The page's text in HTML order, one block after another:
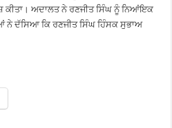
ਕੀਤਾ। ਅਦਾਲਤ ਨੇ ਰਣਜੀਤ ਸਿੰਘ ਨੂੰ ਨਿਆਂਇਕ
ਨੇ ਦੱਸਿਆ ਕਿ ਰਣਜੀਤ ਸਿੰਘ ਹਿੰਸਕ ਸੁਭਾਅ